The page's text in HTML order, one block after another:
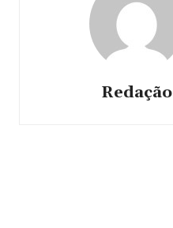
Redação